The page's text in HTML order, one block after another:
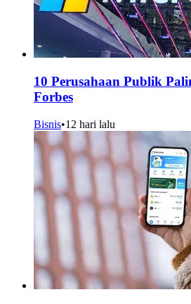
10 Perusahaan Publik
Forbes
Bisnis•12 hari lalu